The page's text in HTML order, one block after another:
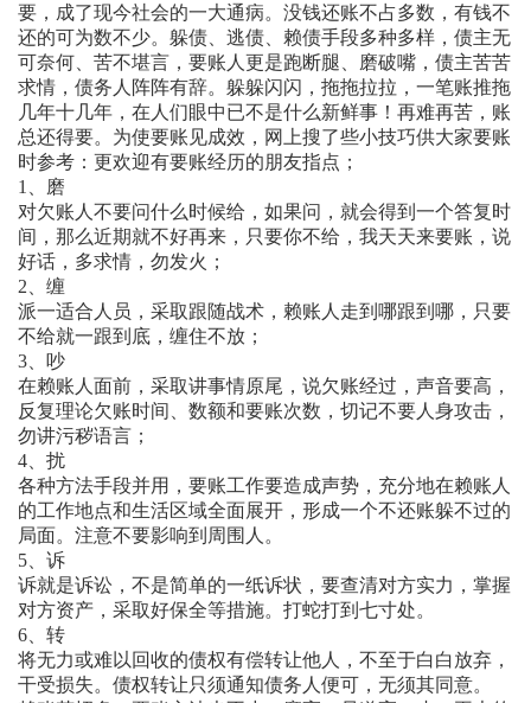
要，成了现今社会的一大通病。没钱还账不占多数，有钱不
还的可为数不少。躲债、逃债、赖债手段多种多样，债主无
可奈何、苦不堪言，要账人更是跑断腿、磨破嘴，债主苦苦
求情，债务人阵阵有辞。躲躲闪闪，拖拖拉拉，一笔账推拖
几年十几年，在人们眼中已不是什么新鲜事！再难再苦，账
总还得要。为使要账见成效，网上搜了些小技巧供大家要账
时参考：更欢迎有要账经历的朋友指点；
1、磨
对欠账人不要问什么时候给，如果问，就会得到一个答复时
间，那么近期就不好再来，只要你不给，我天天来要账，说
好话，多求情，勿发火；
2、缠
派一适合人员，采取跟随战术，赖账人走到哪跟到哪，只要
不给就一跟到底，缠住不放；
3、吵
在赖账人面前，采取讲事情原尾，说欠账经过，声音要高，
反复理论欠账时间、数额和要账次数，切记不要人身攻击，
勿讲污秽语言；
4、扰
各种方法手段并用，要账工作要造成声势，充分地在赖账人
的工作地点和生活区域全面展开，形成一个不还账躲不过的
局面。注意不要影响到周围人。
5、诉
诉就是诉讼，不是简单的一纸诉状，要查清对方实力，掌握
对方资产，采取好保全等措施。打蛇打到七寸处。
6、转
将无力或难以回收的债权有偿转让他人，不至于白白放弃，
干受损失。债权转让只须通知债务人便可，无须其同意。